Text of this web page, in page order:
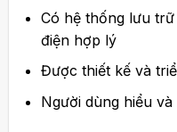
Có hệ thống lưu
điện hợp lý
Được thiết kế và
Người dùng hiểu